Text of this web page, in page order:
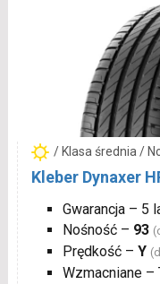
/ Klasa średnia /
Kleber Dynaxer
Gwarancja – 5
Nośność – 93
Prędkość – Y
Wzmacniane –